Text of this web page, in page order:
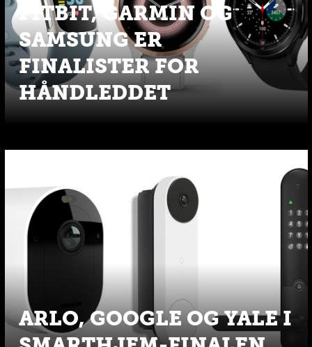
FITBIT, GARMIN OG
SAMSUNG ER
FINALISTER FOR
HÅNDLEDDET
ARLO, GOOGLE OG YALE I